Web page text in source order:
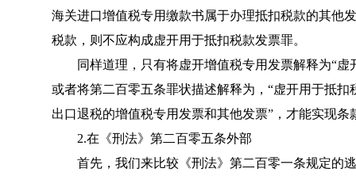
海关进口增值税专用缴款书属于办理抵扣税款的其他
税款，则不应构成虚开用于抵扣税款发票罪。
同样道理，只有将虚开增值税专用发票解释为“虚
或者将第二百零五条罪状描述解释为，“虚开用于抵
出口退税的增值税专用发票和其他发票”，才能实现
2.在《刑法》第二百零五条外部
首先，我们来比较《刑法》第二百零一条规定的